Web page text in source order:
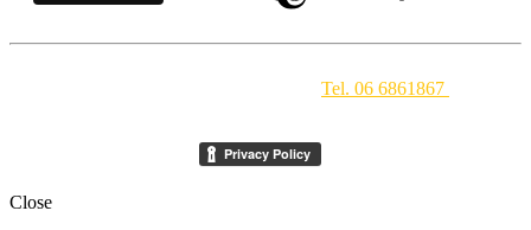
Tel. 06 6861867
Close